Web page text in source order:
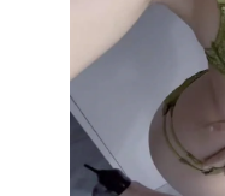
小姐姐